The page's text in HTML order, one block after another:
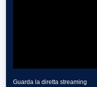
Guarda la diretta streaming